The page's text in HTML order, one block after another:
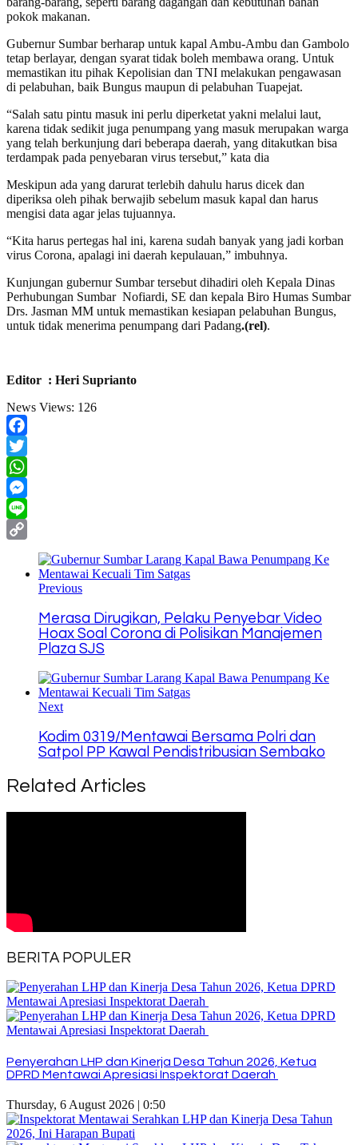
pokok makanan.
Gubernur Sumbar berharap untuk kapal Ambu-Ambu dan Gambolo
tetap berlayar, dengan syarat tidak boleh membawa orang. Untuk
memastikan itu pihak Kepolisian dan TNI melakukan pengawasan
di pelabuhan, baik Bungus maupun di pelabuhan Tuapejat.
“Salah satu pintu masuk ini perlu diperketat yakni melalui laut,
karena tidak sedikit juga penumpang yang masuk merupakan warga
yang telah berkunjung dari beberapa daerah, yang ditakutkan bisa
terdampak pada penyebaran virus tersebut,” kata dia
Meskipun ada yang darurat terlebih dahulu harus dicek dan
diperiksa oleh pihak berwajib sebelum masuk kapal dan harus
mengisi data agar jelas tujuannya.
“Kita harus pertegas hal ini, karena sudah banyak yang jadi korban
virus Corona, apalagi ini daerah kepulauan,” imbuhnya.
Kunjungan gubernur Sumbar tersebut dihadiri oleh Kepala Dinas
Perhubungan Sumbar Nofiardi, SE dan kepala Biro Humas Sumbar
Drs. Jasman MM untuk memastikan kesiapan pelabuhan Bungus,
untuk tidak menerima penumpang dari Padang.(rel).
Editor : Heri Suprianto
News Views: 126
Facebook
Twitter
WhatsApp
Messenger
Line
Link
Previous
Merasa Dirugikan, Pelaku Penyebar Video
Hoax Soal Corona di Polisikan Manajemen
Plaza SJS
Next
Kodim 0319/Mentawai Bersama Polri dan
Satpol PP Kawal Pendistribusian Sembako
Related Articles
BERITA POPULER
Penyerahan LHP dan Kinerja Desa Tahun 2026, Ketua
DPRD Mentawai Apresiasi Inspektorat Daerah
Thursday, 6 August 2026 | 0:50